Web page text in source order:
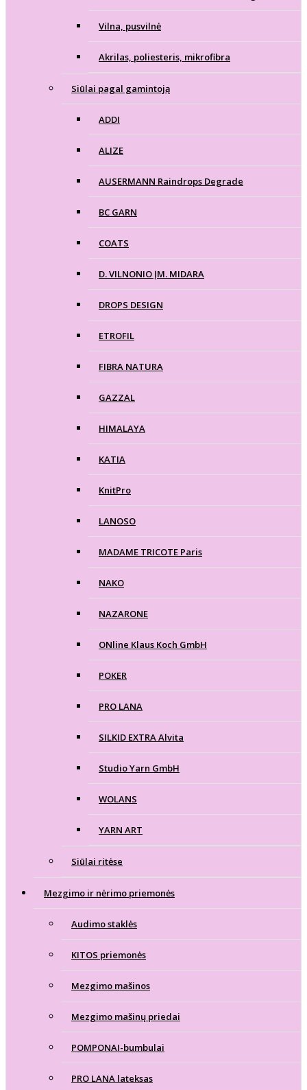
Vilna, pusvilnė
Akrilas, poliesteris, mikrofibra
Siūlai pagal gamintoją
ADDI
ALIZE
AUSERMANN Raindrops Degrade
BC GARN
COATS
D. VILNONIO ĮM. MIDARA
DROPS DESIGN
ETROFIL
FIBRA NATURA
GAZZAL
HIMALAYA
KATIA
KnitPro
LANOSO
MADAME TRICOTE Paris
NAKO
NAZARONE
ONline Klaus Koch GmbH
POKER
PRO LANA
SILKID EXTRA Alvita
Studio Yarn GmbH
WOLANS
YARN ART
Siūlai ritėse
Mezgimo ir nėrimo priemonės
Audimo staklės
KITOS priemonės
Mezgimo mašinos
Mezgimo mašinų priedai
POMPONAI-bumbulai
PRO LANA lateksas